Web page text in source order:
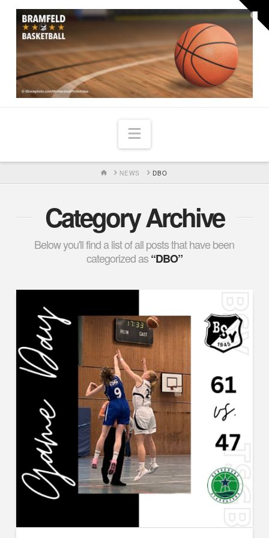
Navigation
HOMENEWS DBO
Category Archive
Below you'll find a list of all posts that have been
categorized as“DBO”
the